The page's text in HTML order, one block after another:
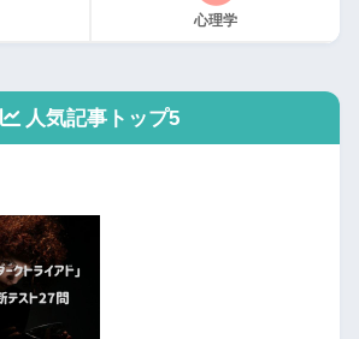
心理学
人気記事トップ5